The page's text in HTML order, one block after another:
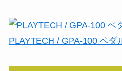
PLAYTECH / GPA-100 ペダ